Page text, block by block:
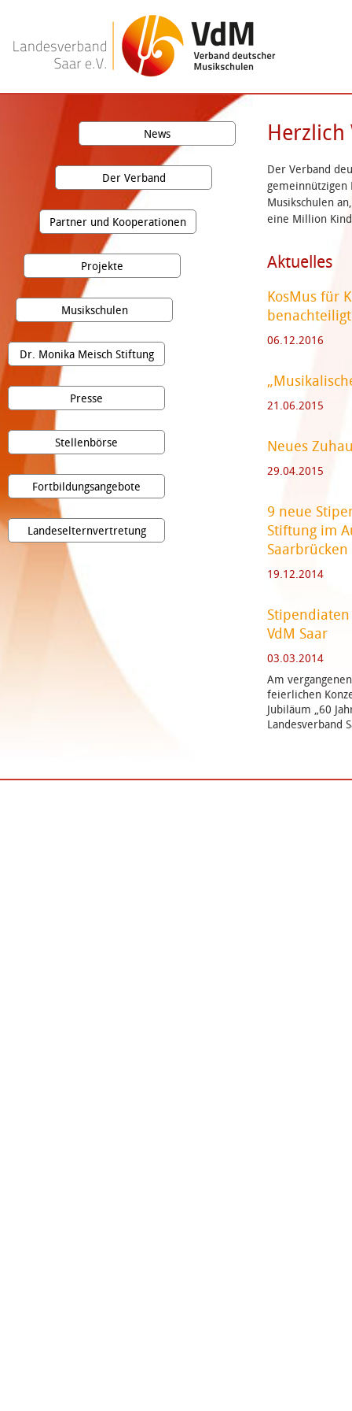
News
Der Verband
Partner und Kooperationen
Projekte
Musikschulen
Dr. Monika Meisch Stiftung
Presse
Stellenbörse
Fortbildungsangebote
Landeselternvertretung
Der Verband
gemeinnützigen
Musikschulen
eine Million
Aktuelles
KosMus für
06.12.2016
21.06.2015
Neues
29.04.2015
9 neue
Stiftung im
Saarbrücken
19.12.2014
VdM Saar
03.03.2014
Am
feierlichen
Jubiläum „60
Landesverband